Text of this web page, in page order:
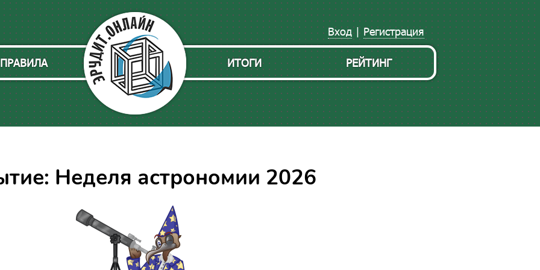
Регистрация
|
Вход
ПРАВИЛА РЕЙТИНГ
ИТОГИ
Неделя астрономии 2026